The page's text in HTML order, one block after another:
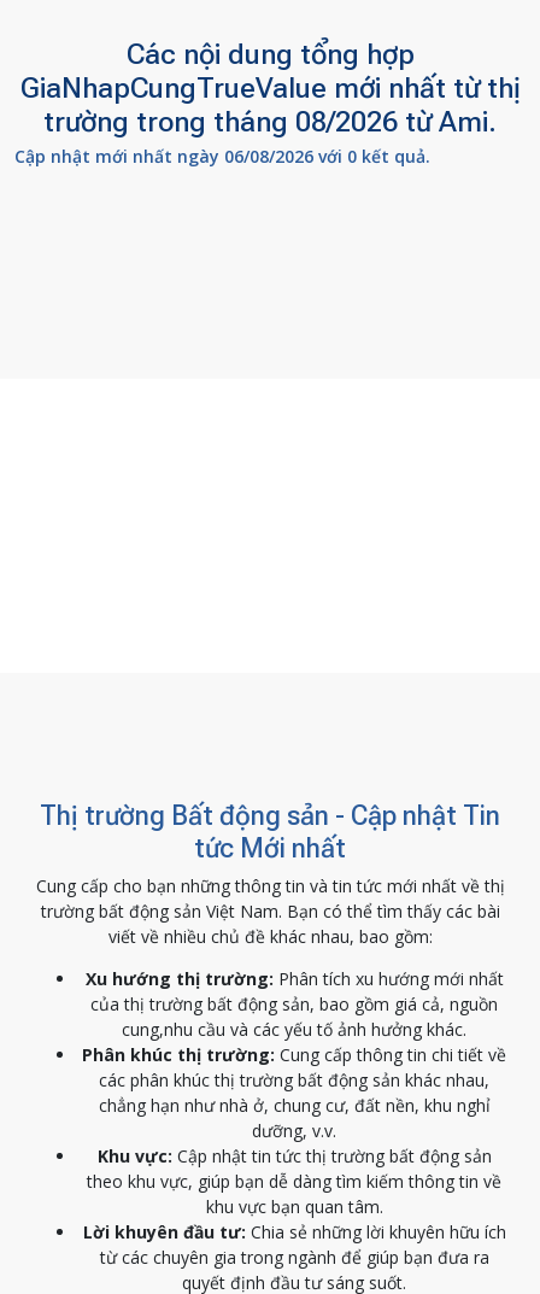
Các nội dung tổng hợp
GiaNhapCungTrueValue mới nhất từ thị
trường trong tháng 08/2026 từ Ami.
Cập nhật mới nhất ngày 06/08/2026 với 0 kết quả.
Thị trường Bất động sản - Cập nhật Tin
tức Mới nhất
Cung cấp cho bạn những thông tin và tin tức mới nhất về thị
trường bất động sản Việt Nam. Bạn có thể tìm thấy các bài
viết về nhiều chủ đề khác nhau, bao gồm:
Xu hướng thị trường: Phân tích xu hướng mới nhất
của thị trường bất động sản, bao gồm giá cả, nguồn
cung,nhu cầu và các yếu tố ảnh hưởng khác.
Phân khúc thị trường: Cung cấp thông tin chi tiết về
các phân khúc thị trường bất động sản khác nhau,
chẳng hạn như nhà ở, chung cư, đất nền, khu nghỉ
dưỡng, v.v.
Khu vực: Cập nhật tin tức thị trường bất động sản
theo khu vực, giúp bạn dễ dàng tìm kiếm thông tin về
khu vực bạn quan tâm.
Lời khuyên đầu tư: Chia sẻ những lời khuyên hữu ích
từ các chuyên gia trong ngành để giúp bạn đưa ra
quyết định đầu tư sáng suốt.